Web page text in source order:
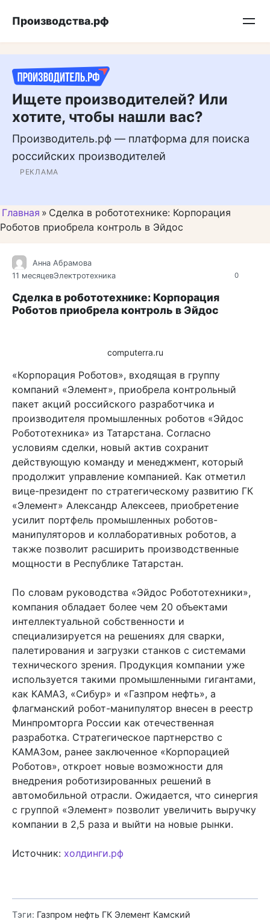
Подписывайтесь на нас в MAX
Производства.рф
Ищете производителей? Или
хотите, чтобы нашли вас?
Производитель.рф — платформа для поиска
российских производителей
РЕКЛАМА
Главная » Сделка в робототехнике: Корпорация
Роботов приобрела контроль в Эйдос
0
Анна Абрамова
11 месяцевЭлектротехника
Сделка в робототехнике: Корпорация
Роботов приобрела контроль в Эйдос
computerra.ru
«Корпорация Роботов», входящая в группу
компаний «Элемент», приобрела контрольный
пакет акций российского разработчика и
производителя промышленных роботов «Эйдос
Робототехника» из Татарстана. Согласно
условиям сделки, новый актив сохранит
действующую команду и менеджмент, который
продолжит управление компанией. Как отметил
вице-президент по стратегическому развитию ГК
«Элемент» Александр Алексеев, приобретение
усилит портфель промышленных роботов-
манипуляторов и коллаборативных роботов, а
также позволит расширить производственные
мощности в Республике Татарстан.
По словам руководства «Эйдос Робототехники»,
компания обладает более чем 20 объектами
интеллектуальной собственности и
специализируется на решениях для сварки,
палетирования и загрузки станков с системами
технического зрения. Продукция компании уже
используется такими промышленными гигантами,
как КАМАЗ, «Сибур» и «Газпром нефть», а
флагманский робот-манипулятор внесен в реестр
Минпромторга России как отечественная
разработка. Стратегическое партнерство с
КАМАЗом, ранее заключенное «Корпорацией
Роботов», откроет новые возможности для
внедрения роботизированных решений в
автомобильной отрасли. Ожидается, что синергия
с группой «Элемент» позволит увеличить выручку
компании в 2,5 раза и выйти на новые рынки.
Источник: холдинги.рф
Тэги: Газпром нефть ГК Элемент Камский